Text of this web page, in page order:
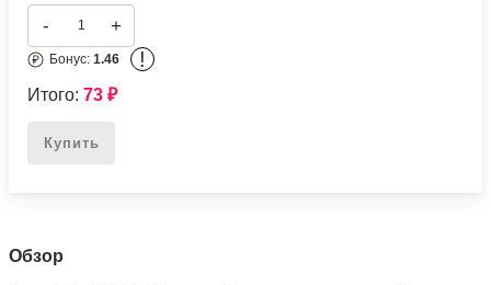
- +
Бонус:1.46 !
Итого:73₽
Купить
Обзор